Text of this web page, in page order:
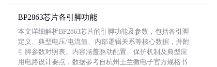
BP2863芯片各引脚功能
本文详细解析BP2863芯片的引脚功能及参数，包括各引脚
定义、典型电压/电流值、内部逻辑关系等核心数据，并附
引脚参数对照表。内容涵盖驱动配置、保护机制及典型应
用电路设计要点，数据参考自杭州士兰微电子官方规格书